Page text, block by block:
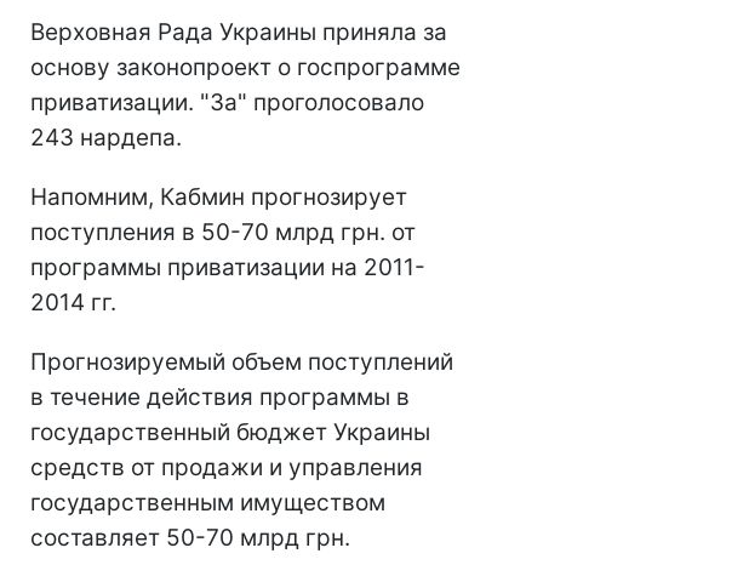
Верховная Рада Украины приняла за
основу законопроект о госпрограмме
приватизации. "За" проголосовало
243 нардепа.
Напомним, Кабмин прогнозирует
поступления в 50-70 млрд грн. от
программы приватизации на 2011-
2014 гг.
Прогнозируемый объем поступлений
в течение действия программы в
государственный бюджет Украины
средств от продажи и управления
государственным имуществом
составляет 50-70 млрд грн.